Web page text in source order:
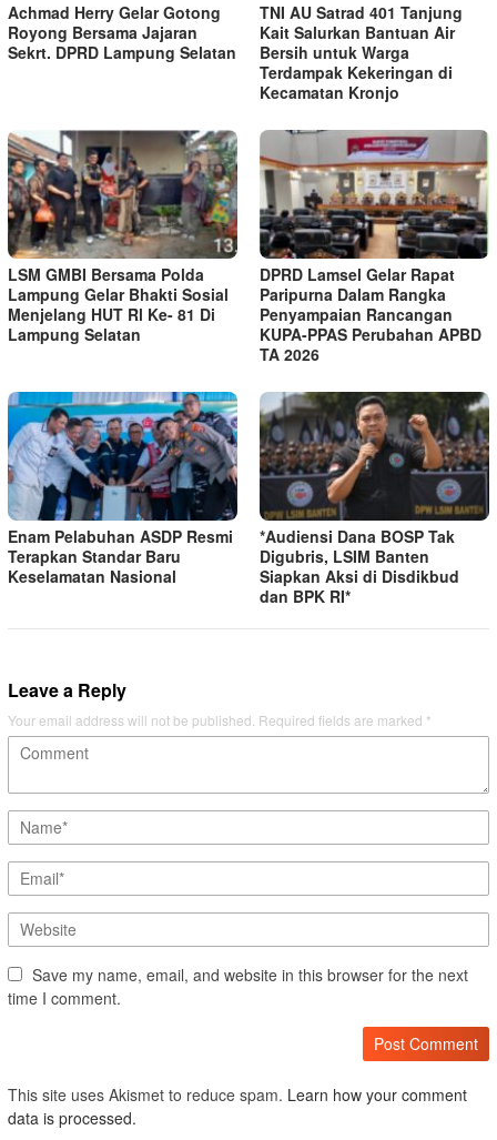
Achmad Herry Gelar Gotong
Royong Bersama Jajaran
Sekrt. DPRD Lampung Selatan
TNI AU Satrad 401 Tanjung
Kait Salurkan Bantuan Air
Bersih untuk Warga
Terdampak Kekeringan di
Kecamatan Kronjo
LSM GMBI Bersama Polda
Lampung Gelar Bhakti Sosial
Menjelang HUT Rl Ke- 81 Di
Lampung Selatan
DPRD Lamsel Gelar Rapat
Paripurna Dalam Rangka
Penyampaian Rancangan
KUPA-PPAS Perubahan APBD
TA 2026
Enam Pelabuhan ASDP Resmi
Terapkan Standar Baru
Keselamatan Nasional
*Audiensi Dana BOSP Tak
Digubris, LSIM Banten
Siapkan Aksi di Disdikbud
dan BPK RI*
Leave a Reply
Your email address will not be published. Required fields are marked *
Save my name, email, and website in this browser for the next
time I comment.
This site uses Akismet to reduce spam. Learn how your comment
data is processed.